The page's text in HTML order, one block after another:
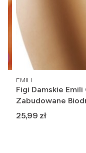
PRODUCENT
EMILI
Figi Damskie Emili
Zabudowane
Cena
25,99 zł